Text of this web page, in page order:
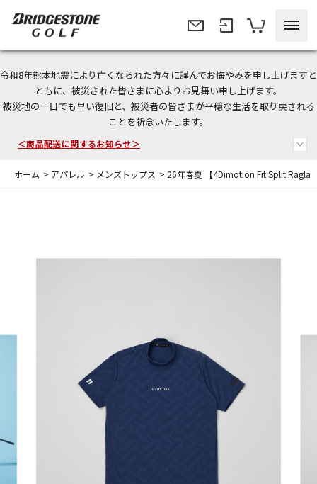
令和8年熊本地震により亡くなられた方々に謹んでお悔やみを申し上げますと
ともに、被災された皆さまに心よりお見舞い申し上げます。
被災地の一日でも早い復旧と、被災者の皆さまが平穏な生活を取り戻される
ことを祈念いたします。
今なら新規会員登録で1,000円OFFクーポンプレゼント！
＜商品配送に関するお知らせ＞
ホーム > アパレル > メンズトップス > 26年春夏 【4Dimotion Fit Split